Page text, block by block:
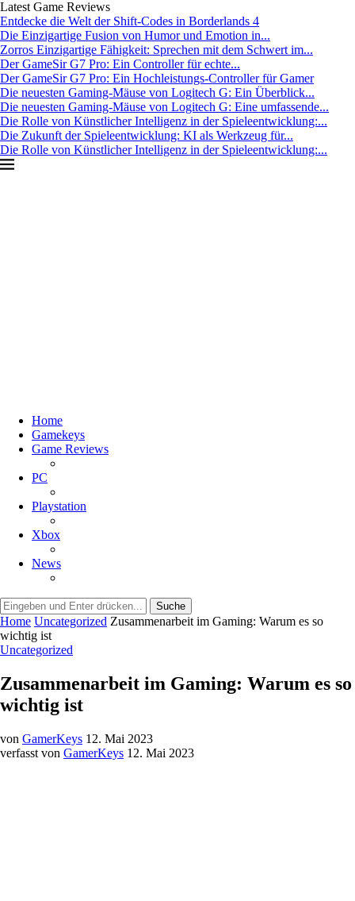
Latest Game Reviews
Entdecke die Welt der Shift-Codes in Borderlands 4
Die Einzigartige Fusion von Humor und Emotion in...
Zorros Einzigartige Fähigkeit: Sprechen mit dem Schwert im...
Der GameSir G7 Pro: Ein Controller für echte...
Der GameSir G7 Pro: Ein Hochleistungs-Controller für Gamer
Die neuesten Gaming-Mäuse von Logitech G: Ein Überblick...
Die neuesten Gaming-Mäuse von Logitech G: Eine umfassende...
Die Rolle von Künstlicher Intelligenz in der Spieleentwicklung:...
Die Zukunft der Spieleentwicklung: KI als Werkzeug für...
Die Rolle von Künstlicher Intelligenz in der Spieleentwicklung:...
Home
Gamekeys
Game Reviews
PC
Playstation
Xbox
News
Suche
Home Uncategorized Zusammenarbeit im Gaming: Warum es so
wichtig ist
Uncategorized
Zusammenarbeit im Gaming: Warum es so
wichtig ist
von GamerKeys 12. Mai 2023
verfasst von GamerKeys 12. Mai 2023